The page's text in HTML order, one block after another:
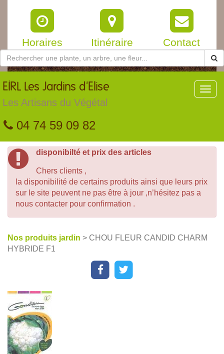
Horaires Itinéraire Contact
EIRL Les Jardins d'Elise
Les Artisans du Végétal
04 74 59 09 82
disponibilté et prix des articles
Chers clients ,
la disponibilité de certains produits ainsi que leurs prix
sur le site peuvent ne pas être à jour ,n’hésitez pas a
nous contacter pour confirmation .
Nos produits jardin > CHOU FLEUR CANDID CHARM
HYBRIDE F1